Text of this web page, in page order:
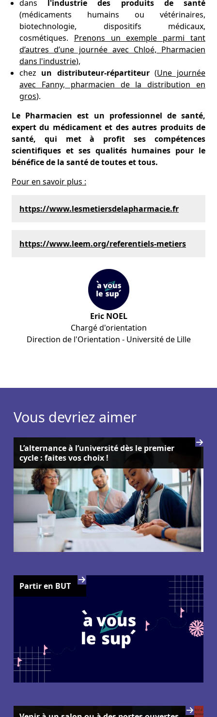
dans
l'industrie des produits de santé
(médicaments humains ou vétérinaires,
biotechnologie, dispositifs médicaux,
cosmétiques. Prenons un exemple parmi tant
d’autres d’une journée avec Chloé, Pharmacien
dans l'industrie),
chez un distributeur-répartiteur (Une journée
avec Fanny, pharmacien de la distribution en
gros).
Le Pharmacien est un professionnel de santé,
expert du médicament et des autres produits de
santé, qui met à profit ses compétences
scientifiques et ses qualités humaines pour le
bénéfice de la santé de toutes et tous.
Pour en savoir plus :
https://www.lesmetiersdelapharmacie.fr
https://www.leem.org/referentiels-metiers
Eric NOEL
Chargé d'orientation
Direction de l'Orientation - Université de Lille
Vous devriez aimer
L’alternance à l’université dès le premier
cycle : faites vos choix !
Partir en BUT